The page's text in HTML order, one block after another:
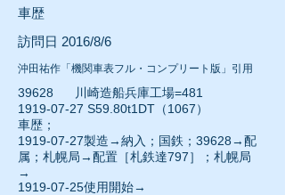
車歴
訪問日 2016/8/6
沖田祐作「機関車表フル・コンプリート版」引用
39628 川崎造船兵庫工場=481
1919-07-27 S59.80t1DT（1067）
車歴；
1919-07-27製造→納入；国鉄；39628→配
属；札幌局→配置［札鉄達797］；札幌局
→
1919-07-25使用開始→